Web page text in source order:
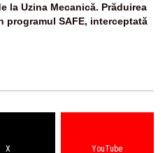
la Uzina Mecanică. Prăduirea
programul SAFE, interceptată
X YouTube